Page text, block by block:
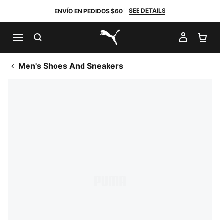
ENVÍO EN PEDIDOS $60 SEE DETAILS
PUMA.com
MI
Men's Shoes And Sneakers